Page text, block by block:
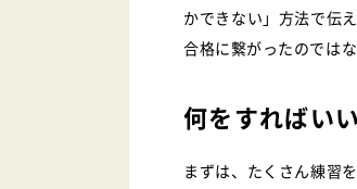
かできない」方法で伝
合格に繋がったのでは
何をすればい
まずは、たくさん練習